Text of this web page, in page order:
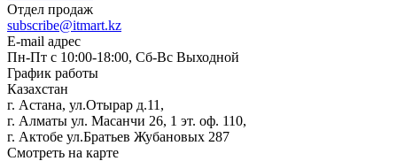
Отдел продаж
subscribe@itmart.kz
E-mail адрес
Пн-Пт с 10:00-18:00, Сб-Вс Выходной
График работы
Казахстан
г. Астана, ул.Отырар д.11,
г. Алматы ул. Масанчи 26, 1 эт. оф. 110,
г. Актобе ул.Братьев Жубановых 287
Смотреть на карте